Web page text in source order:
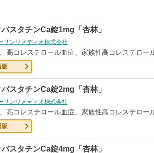
バスタチンCa錠1mg「杏林」
リンリメディオ株式会社
高コレステロール血症、家族性高コレステロー
版
バスタチンCa錠2mg「杏林」
リンリメディオ株式会社
高コレステロール血症、家族性高コレステロー
版
バスタチンCa錠4mg「杏林」